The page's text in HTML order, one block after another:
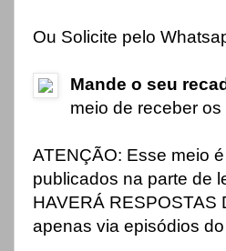
Ou Solicite pelo
Mande o seu
meio de receber
ATENÇÃO: Esse meio
publicados na parte de
HAVERÁ RESPOSTAS
apenas via episódios